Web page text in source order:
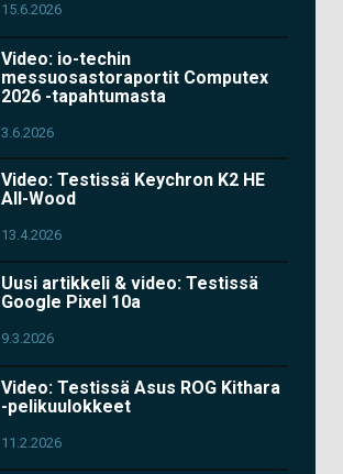
15.6.2026
Video: io-techin
messuosastoraportit Computex
2026 -tapahtumasta
3.6.2026
Video: Testissä Keychron K2 HE
All-Wood
13.4.2026
Uusi artikkeli & video: Testissä
Google Pixel 10a
9.3.2026
Video: Testissä Asus ROG Kithara
-pelikuulokkeet
11.2.2026